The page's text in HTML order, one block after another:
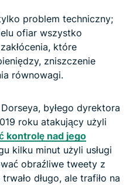
problem techniczny;
ofiar wszystko
które
zniszczenie
równowagi.
byłego dyrektora
roku atakujący użyli
kontrolę nad jego
kilku minut użyli usługi
obraźliwe tweety z
długo, ale trafiło na